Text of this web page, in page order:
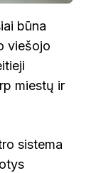
būna
viešojo
miestų ir
sistema